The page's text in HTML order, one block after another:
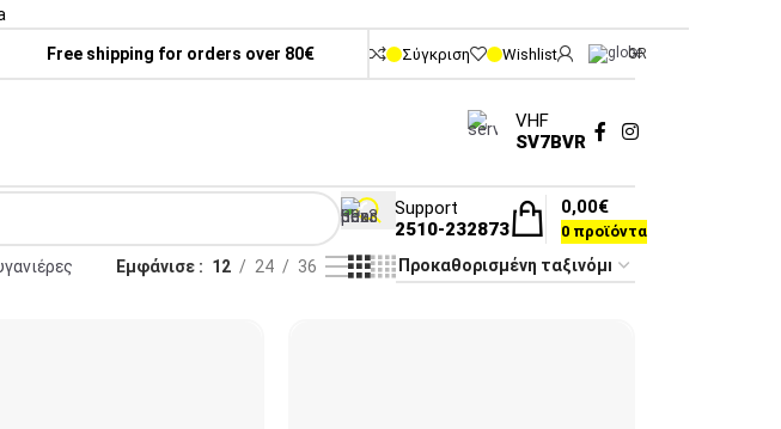
Free shipping for orders over 80€ Σύγκριση Wishlist GR
VHF
SV7BVR
Support
2510-232873
0 προϊόντα
0,00€
Εμφάνισε 12 24 36